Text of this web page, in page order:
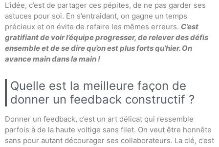
L’idée, c’est de partager ces pépites, de ne pas garder ses
astuces pour soi. En s’entraidant, on gagne un temps
précieux et on évite de refaire les mêmes erreurs. C’est
gratifiant de voir l’équipe progresser, de relever des défis
ensemble et de se dire qu’on est plus forts qu’hier. On
avance main dans la main !
Quelle est la meilleure façon de
donner un feedback constructif ?
Donner un feedback, c’est un art délicat qui ressemble
parfois à de la haute voltige sans filet. On veut être honnête
sans pour autant décourager ses collaborateurs. La clé, c’est